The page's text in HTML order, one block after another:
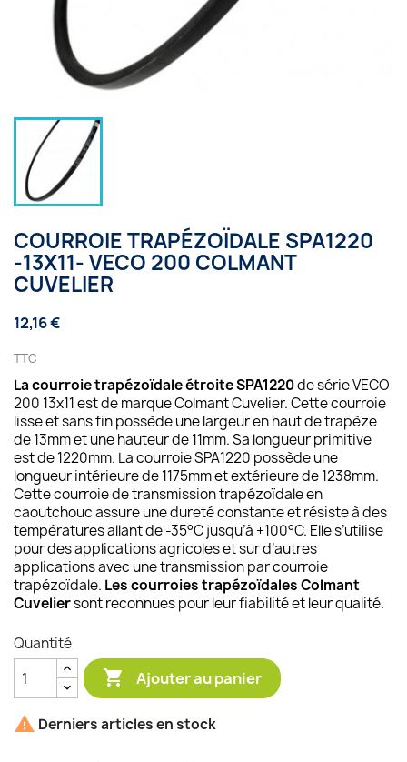
COURROIE TRAPÉZOÏDALE SPA1220
-13X11- VECO 200 COLMANT
CUVELIER
12,16 €
TTC
La courroie trapézoïdale étroite SPA1220de série VECO
200 13x11 est de marque Colmant Cuvelier. Cette courroie
lisse et sans fin possède une largeur en haut de trapèze
de 13mm et une hauteur de 11mm. Sa longueur primitive
est de 1220mm. La courroie SPA1220 possède une
longueur intérieure de 1175mm et extérieure de 1238mm.
Cette courroie de transmission trapézoïdale en
caoutchouc assure une dureté constante et résiste à des
températures allant de -35°C jusqu’à +100°C. Elle s’utilise
pour des applications agricoles et sur d’autres
applications avec une transmission par courroie
trapézoïdale. Les courroies trapézoïdales Colmant
Cuveliersont reconnues pour leur fiabilité et leur qualité.
Quantité
 Ajouter au panier
 Derniers articles en stock